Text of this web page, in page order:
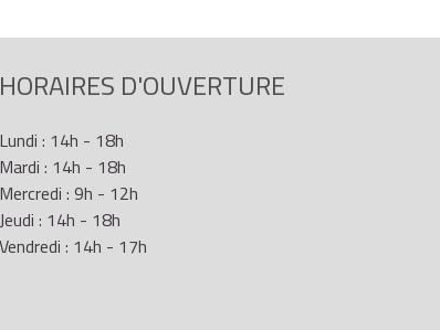
supérieure ou égale à 20 % du Smic horaire brut
HORAIRES D'OUVERTURE
Lundi : 14h - 18h
Mardi : 14h - 18h
Mercredi : 9h - 12h
Jeudi : 14h - 18h
Vendredi : 14h - 17h